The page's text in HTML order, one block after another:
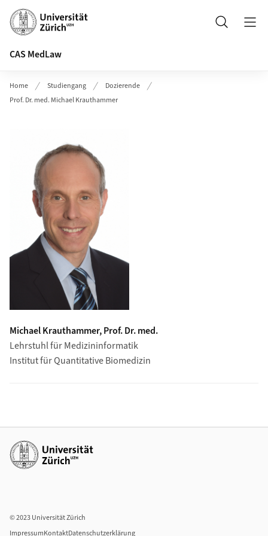
Header
Suche
CAS MedLaw
Home Studiengang
Dozierende
Prof. Dr. med. Michael Krauthammer
Michael Krauthammer, Prof. Dr. med.
Lehrstuhl für Medizininformatik
Institut für Quantitative Biomedizin
Weiterführende Links
© 2023 Universität Zürich
ImpressumKontaktDatenschutzerklärung